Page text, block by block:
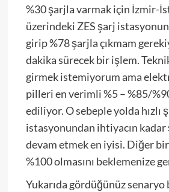
%30 şarjla varmak için İzmir-
üzerindeki ZES şarj
girip %78 şarjla çıkmam
dakika sürecek bir işlem.
girmek istemiyorum ama
pilleri en verimli %5 – %85/
ediliyor. O sebeple yolda hızlı
istasyonundan ihtiyacın kadar
devam etmek en iyisi. Diğer
%100 olmasını beklemenize
Yukarıda gördüğünüz